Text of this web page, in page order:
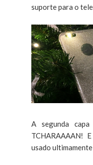
suporte para o
A segunda
TCHARAAAAN!
usado